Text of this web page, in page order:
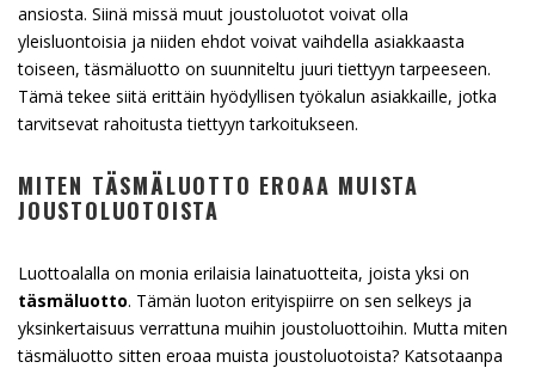
ansiosta. Siinä missä muut joustoluotot voivat olla
yleisluontoisia ja niiden ehdot voivat vaihdella asiakkaasta
toiseen, täsmäluotto on suunniteltu juuri tiettyyn tarpeeseen.
Tämä tekee siitä erittäin hyödyllisen työkalun asiakkaille, jotka
tarvitsevat rahoitusta tiettyyn tarkoitukseen.
MITEN TÄSMÄLUOTTO EROAA MUISTA
JOUSTOLUOTOISTA
Luottoalalla on monia erilaisia lainatuotteita, joista yksi on
täsmäluotto. Tämän luoton erityispiirre on sen selkeys ja
yksinkertaisuus verrattuna muihin joustoluottoihin. Mutta miten
täsmäluotto sitten eroaa muista joustoluotoista? Katsotaanpa